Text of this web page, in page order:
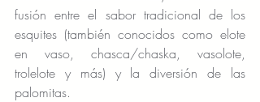
fusión entre el sabor tradicional de los
esquites (también conocidos como elote
en vaso, chasca/chaska, vasolote,
trolelote y más) y la diversión de las
palomitas.